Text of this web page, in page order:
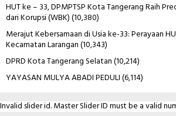
HUT ke – 33, DPMPTSP Kota Tangerang Raih
dari Korupsi (WBK)(10,380)
Merajut Kebersamaan di Usia ke-33: Perayaan
Kecamatan Larangan(10,343)
DPRD Kota Tangerang Selatan(10,214)
YAYASAN MULYA ABADI PEDULI(6,114)
Invalid slider id. Master Slider ID must be a valid